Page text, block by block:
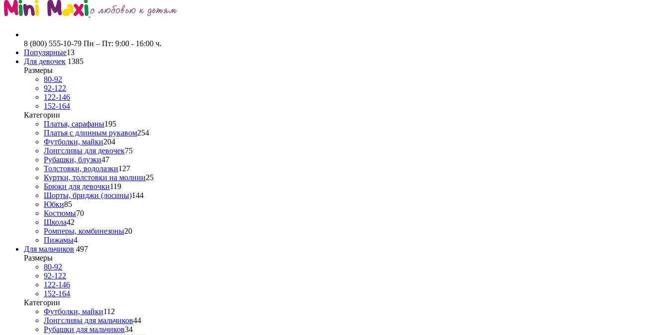
8 (800) 555-10-79 Пн – Пт: 9:00 - 16:00 ч.
Популярные13
Для девочек 1385
Размеры
80-92
92-122
122-146
152-164
Категории
Платья, сарафаны195
Платья с длинным рукавом254
Футболки, майки204
Лонгсливы для девочек75
Рубашки, блузки47
Толстовки, водолазки127
Куртки, толстовки на молнии25
Брюки для девочки119
Шорты, бриджи (лосины)144
Юбки85
Костюмы70
Школа42
Ромперы, комбинезоны20
Пижамы4
Для мальчиков 497
Размеры
80-92
92-122
122-146
152-164
Категории
Футболки, майки112
Лонгсливы для мальчиков44
Рубашки для мальчиков34